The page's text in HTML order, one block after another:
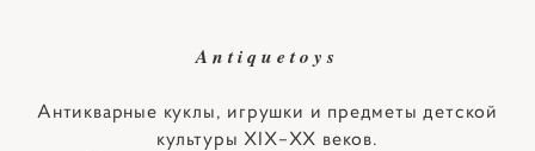
Antiquetoys
Антикварные куклы, игрушки и предметы детской
культуры XIX–XX веков.